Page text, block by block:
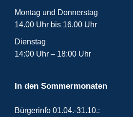
Montag und Donnerstag
14.00 Uhr bis 16.00 Uhr
Dienstag
14:00 Uhr – 18:00 Uhr
In den Sommermonaten
Bürgerinfo 01.04.-31.10.: